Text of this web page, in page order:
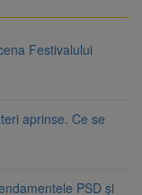
Festivalului
aprinse. Ce se
PSD și